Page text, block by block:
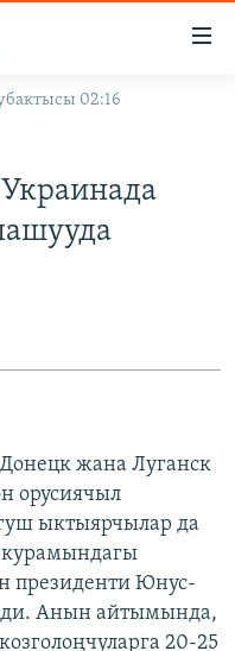
02:16
жана Луганск
орусиячыл
ыктыярчылар да
курамындагы
президенти Юнус-
Анын айтымында,
20-25